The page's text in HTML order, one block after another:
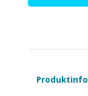
Produktinfo